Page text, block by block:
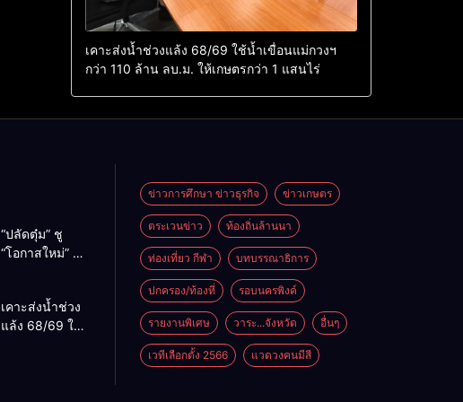
เคาะส่งน้ำช่วงแล้ง 68/69 ใช้น้ำเขื่อนแม่กวงฯ
กว่า 110 ล้าน ลบ.ม. ให้เกษตรกว่า 1 แสนไร่
“ปลัดตุ๋ม” ชู
“โอกาสใหม่” นำ
ไม่ใช่เล่น
การเมือง
เคาะส่งน้ำช่วง
แล้ง 68/69 ใช้
ข่าวการศึกษา ข่าวธุรกิจ ข่าวเกษตร
ตระเวนข่าว ท้องถิ่นล้านนา
ท่องเที่ยว กีฬา บทบรรณาธิการ
ปกครอง/ท้องที่ รอบนครพิงค์
รายงานพิเศษ วาระ...จังหวัด อื่นๆ
เวทีเลือกตั้ง 2566 แวดวงคนมีสี